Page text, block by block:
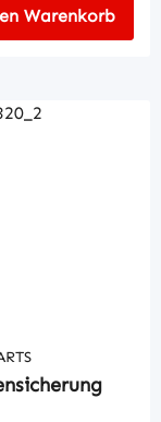
Warenkorb